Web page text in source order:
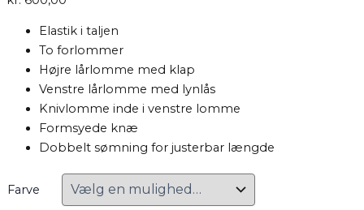
Elastik i taljen
To forlommer
Højre lårlomme med klap
Venstre lårlomme med lynlås
Knivlomme inde i venstre lomme
Formsyede knæ
Dobbelt sømning for justerbar længde
Farve